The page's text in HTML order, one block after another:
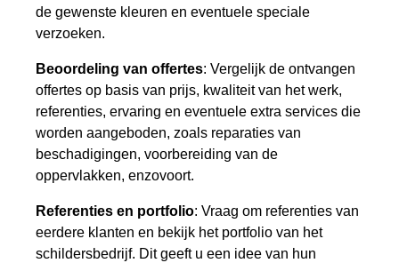
de gewenste kleuren en eventuele speciale
verzoeken.
Beoordeling van offertes: Vergelijk de ontvangen
offertes op basis van prijs, kwaliteit van het werk,
referenties, ervaring en eventuele extra services die
worden aangeboden, zoals reparaties van
beschadigingen, voorbereiding van de
oppervlakken, enzovoort.
Referenties en portfolio: Vraag om referenties van
eerdere klanten en bekijk het portfolio van het
schildersbedrijf. Dit geeft u een idee van hun